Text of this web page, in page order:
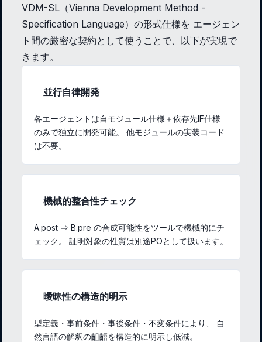
VDM-SL（Vienna Development Method -
Specification Language）の形式仕様を エージェン
ト間の厳密な契約として使うことで、以下が実現で
きます。
並行自律開発
各エージェントは自モジュール仕様＋依存先IF仕様
のみで独立に開発可能。 他モジュールの実装コード
は不要。
機械的整合性チェック
A.post ⇒ B.pre の合成可能性をツールで機械的にチ
ェック。 証明対象の性質は別途POとして扱います。
曖昧性の構造的明示
型定義・事前条件・事後条件・不変条件により、 自
然言語の解釈の齟齬を構造的に明示し低減。